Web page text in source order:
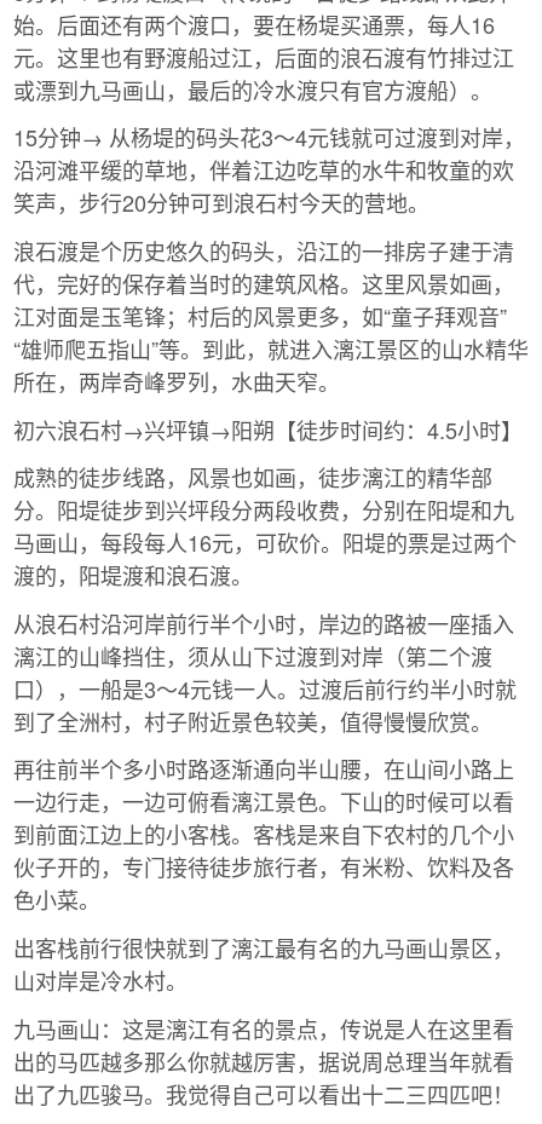
始。后面还有两个渡口，要在杨堤买通票，每人16
元。这里也有野渡船过江，后面的浪石渡有竹排过江
或漂到九马画山，最后的冷水渡只有官方渡船）。
15分钟→ 从杨堤的码头花3～4元钱就可过渡到对岸，
沿河滩平缓的草地，伴着江边吃草的水牛和牧童的欢
笑声，步行20分钟可到浪石村今天的营地。
浪石渡是个历史悠久的码头，沿江的一排房子建于清
代，完好的保存着当时的建筑风格。这里风景如画，
江对面是玉笔锋；村后的风景更多，如“童子拜观音”
“雄师爬五指山”等。到此，就进入漓江景区的山水精华
所在，两岸奇峰罗列，水曲天窄。
初六浪石村→兴坪镇→阳朔【徒步时间约：4.5小时】
成熟的徒步线路，风景也如画，徒步漓江的精华部
分。阳堤徒步到兴坪段分两段收费，分别在阳堤和九
马画山，每段每人16元，可砍价。阳堤的票是过两个
渡的，阳堤渡和浪石渡。
从浪石村沿河岸前行半个小时，岸边的路被一座插入
漓江的山峰挡住，须从山下过渡到对岸（第二个渡
口），一船是3～4元钱一人。过渡后前行约半小时就
到了全洲村，村子附近景色较美，值得慢慢欣赏。
再往前半个多小时路逐渐通向半山腰，在山间小路上
一边行走，一边可俯看漓江景色。下山的时候可以看
到前面江边上的小客栈。客栈是来自下农村的几个小
伙子开的，专门接待徒步旅行者，有米粉、饮料及各
色小菜。
出客栈前行很快就到了漓江最有名的九马画山景区，
山对岸是冷水村。
九马画山：这是漓江有名的景点，传说是人在这里看
出的马匹越多那么你就越厉害，据说周总理当年就看
出了九匹骏马。我觉得自己可以看出十二三四匹吧！